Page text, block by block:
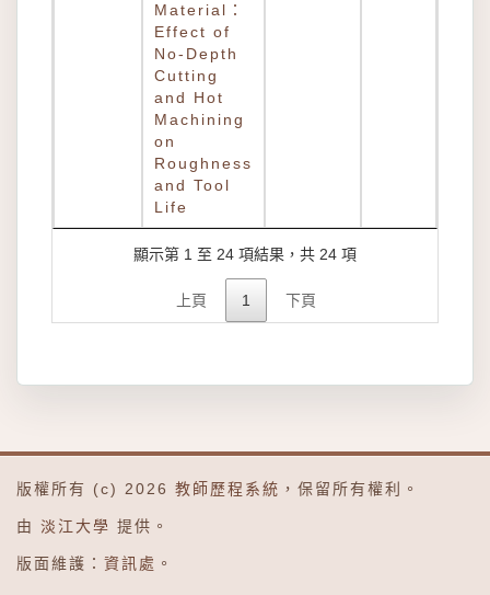
Material：
Effect of
No-Depth
Cutting
and Hot
Machining
on
Roughness
and Tool
Life
顯示第 1 至 24 項結果，共 24 項
上頁 1 下頁
版權所有 (c) 2026 教師歷程系統 ，保留所有權利。
由 淡江大學 提供。
版面維護： 資訊處 。